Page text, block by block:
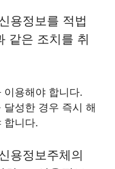
용정보를 적법
같은 조치를 취
이용해야 합니다.
성한 경우 즉시 해
합니다.
용정보주체의